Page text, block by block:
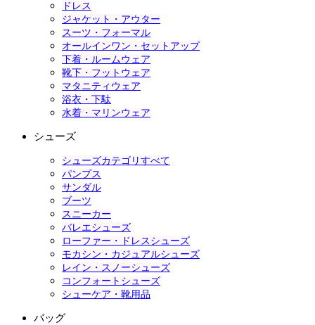
ドレス
ジャケット・アウター
スーツ・フォーマル
オールインワン・セットアップ
下着・ルームウェア
靴下・フットウェア
マタニティウェア
浴衣・下駄
水着・マリンウェア
シューズ
シューズカテゴリすべて
パンプス
サンダル
ブーツ
スニーカー
バレエシューズ
ローファー・ドレスシューズ
モカシン・カジュアルシューズ
レイン・スノーシューズ
コンフォートシューズ
シューケア・靴用品
バッグ